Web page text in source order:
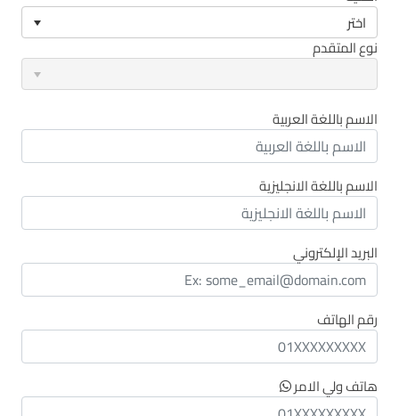
اختر
نوع المتقدم
الاسم باللغة العربية
الاسم باللغة الانجليزية
البريد الإلكتروني
رقم الهاتف
هاتف ولي الامر